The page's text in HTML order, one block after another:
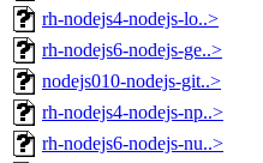
rh-nodejs4-nodejs-lo..>
rh-nodejs6-nodejs-ge..>
nodejs010-nodejs-git..>
rh-nodejs4-nodejs-np..>
rh-nodejs6-nodejs-nu..>